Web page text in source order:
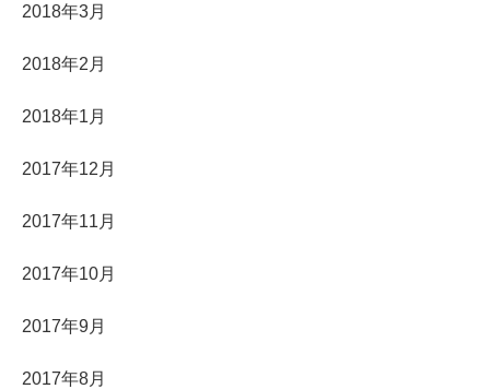
2018年3月
2018年2月
2018年1月
2017年12月
2017年11月
2017年10月
2017年9月
2017年8月